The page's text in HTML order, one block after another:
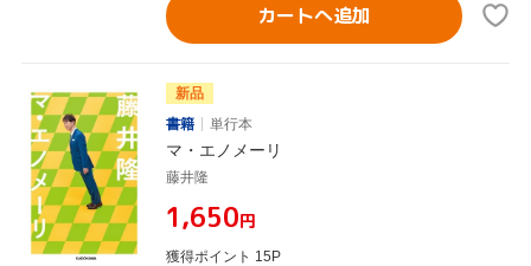
カートへ追加
新品
書籍
単行本
マ・エノメーリ
藤井隆
¥1,650円
獲得ポイント 15P